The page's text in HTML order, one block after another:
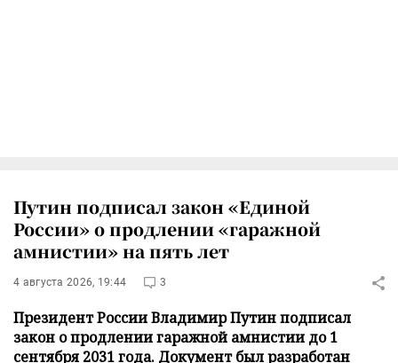
Путин подписал закон «Единой
России» о продлении «гаражной
амнистии» на пять лет
4 августа 2026, 19:44 3
Президент России Владимир Путин подписал
закон о продлении гаражной амнистии до 1
сентября 2031 года. Документ был разработан